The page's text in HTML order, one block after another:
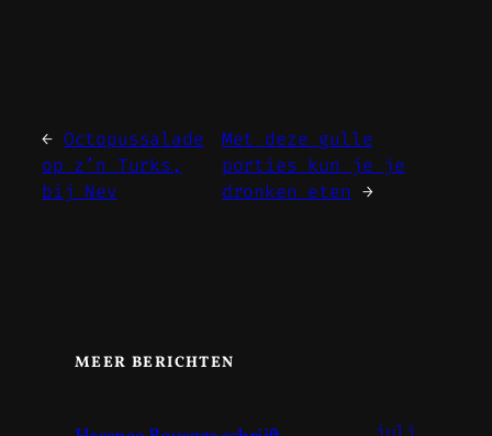
← Octopussalade
op z’n Turks,
bij Nev
Met deze gulle
porties kun je je
dronken eten →
MEER BERICHTEN